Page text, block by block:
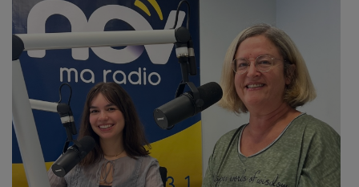
LES NOUVEAUTÉS NOV
LA RADIO
L'ÉQUIPE
LES BÉNÉVOLES
LA GRILLE DES PROGRAMMES